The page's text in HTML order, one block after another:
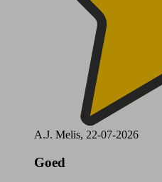
A.J. Melis, 22-07-2026
Goed